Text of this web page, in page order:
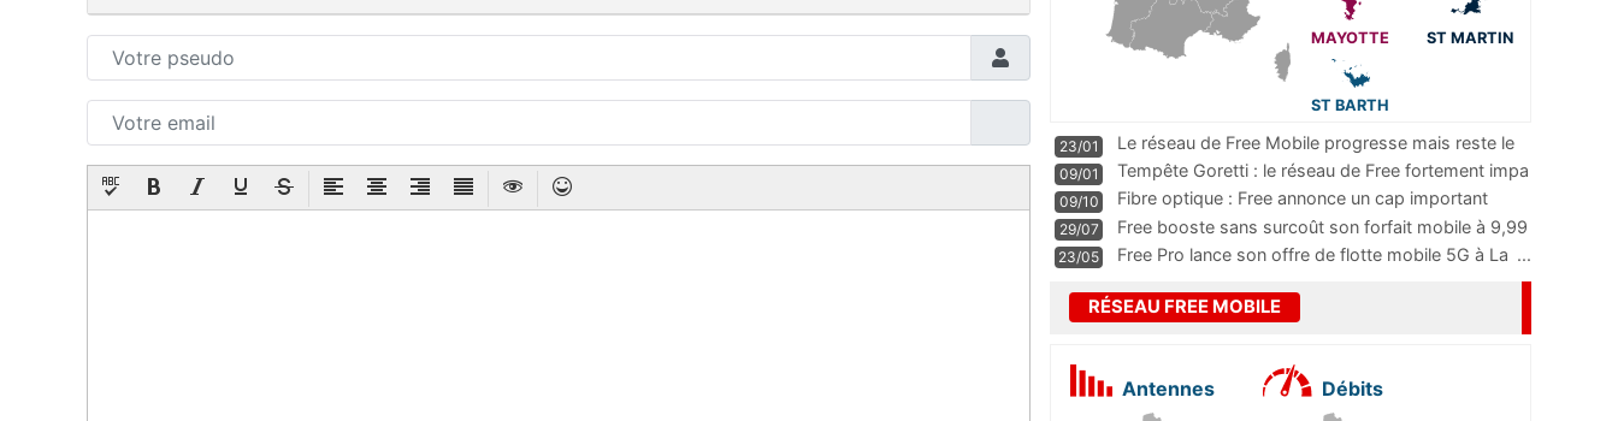
MAYOTTE ST MARTIN
ST BARTH
23/01
Le réseau de Free Mobile progresse mais reste le
m
...
09/01
Tempête Goretti : le réseau de Free fortement impa
09/10
Fibre optique : Free annonce un cap important
pass
...
29/07
Free booste sans surcoût son forfait mobile à 9,99
23/05 Free Pro lance son offre de flotte mobile 5G à La ...
RÉSEAU FREE MOBILE
Antennes Débits